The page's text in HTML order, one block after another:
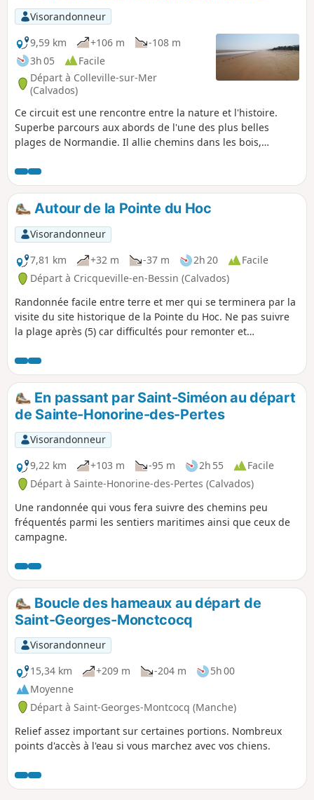
Visorandonneur
9,59 km
+106 m
-108 m
3h 05
Facile
Départ à Colleville-sur-Mer
(Calvados)
Ce circuit est une rencontre entre la nature et l'histoire.
Superbe parcours aux abords de l'une des plus belles
plages de Normandie. Il allie chemins dans les bois,
plus, ce haut lieu de mémoire où débarquèrent des milliers
de soldats américains venus libérer la France de
l'occupation nazie. La visite du cimetière militaire américain
s'impose. Venez également déambuler sur la très belle
plage d'Omaha Beach.
Autour de la Pointe du Hoc
Visorandonneur
7,81 km
+32 m -37 m 2h 20
Facile
Départ à Cricqueville-en-Bessin (Calvados)
Randonnée facile entre terre et mer qui se terminera par la
visite du site historique de la Pointe du Hoc. Ne pas suivre
la plage après (5) car difficultés pour remonter et
En passant par Saint-Siméon au départ
de Sainte-Honorine-des-Pertes
Visorandonneur
9,22 km
+103 m -95 m 2h 55
Facile
Départ à Sainte-Honorine-des-Pertes (Calvados)
Une randonnée qui vous fera suivre des chemins peu
fréquentés parmi les sentiers maritimes ainsi que ceux de
campagne.
Boucle des hameaux au départ de
Saint-Georges-Monctcocq
Visorandonneur
15,34 km
+209 m -204 m
5h 00
Moyenne
Départ à Saint-Georges-Montcocq (Manche)
Relief assez important sur certaines portions. Nombreux
points d'accès à l'eau si vous marchez avec vos chiens.